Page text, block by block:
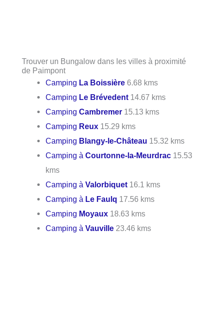
Trouver un Bungalow dans les villes à proximité
de Paimpont
Camping La Boissière 6.68 kms
Camping Le Brévedent 14.67 kms
CampingCambremer 15.13 kms
Camping Reux 15.29 kms
Camping Blangy-le-Château 15.32 kms
Camping àCourtonne-la-Meurdrac 15.53
kms
Camping àValorbiquet 16.1 kms
Camping à Le Faulq 17.56 kms
Camping Moyaux 18.63 kms
Camping àVauville 23.46 kms